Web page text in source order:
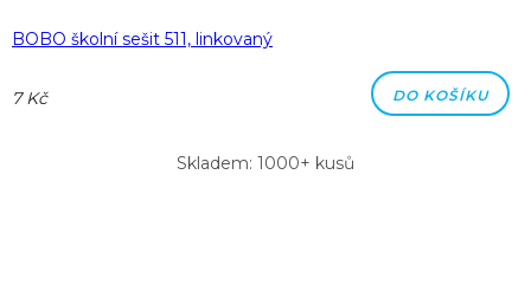
BOBO školní sešit 511, linkovaný
7 Kč DO KOŠÍKU
Skladem: 1000+ kusů